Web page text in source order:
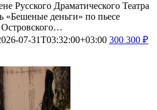
Русского Драматического Театра
«Бешеные деньги» по пьесе
Островского…
07-31T03:32:00+03:00 300 300 ₽